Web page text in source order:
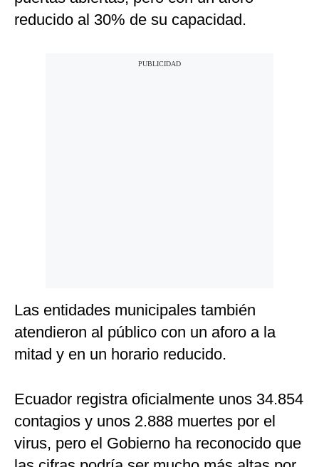
reducido al 30% de su capacidad.
Las entidades municipales también
atendieron al público con un aforo a la
mitad y en un horario reducido.
Ecuador registra oficialmente unos 34.854
contagios y unos 2.888 muertes por el
virus, pero el Gobierno ha reconocido que